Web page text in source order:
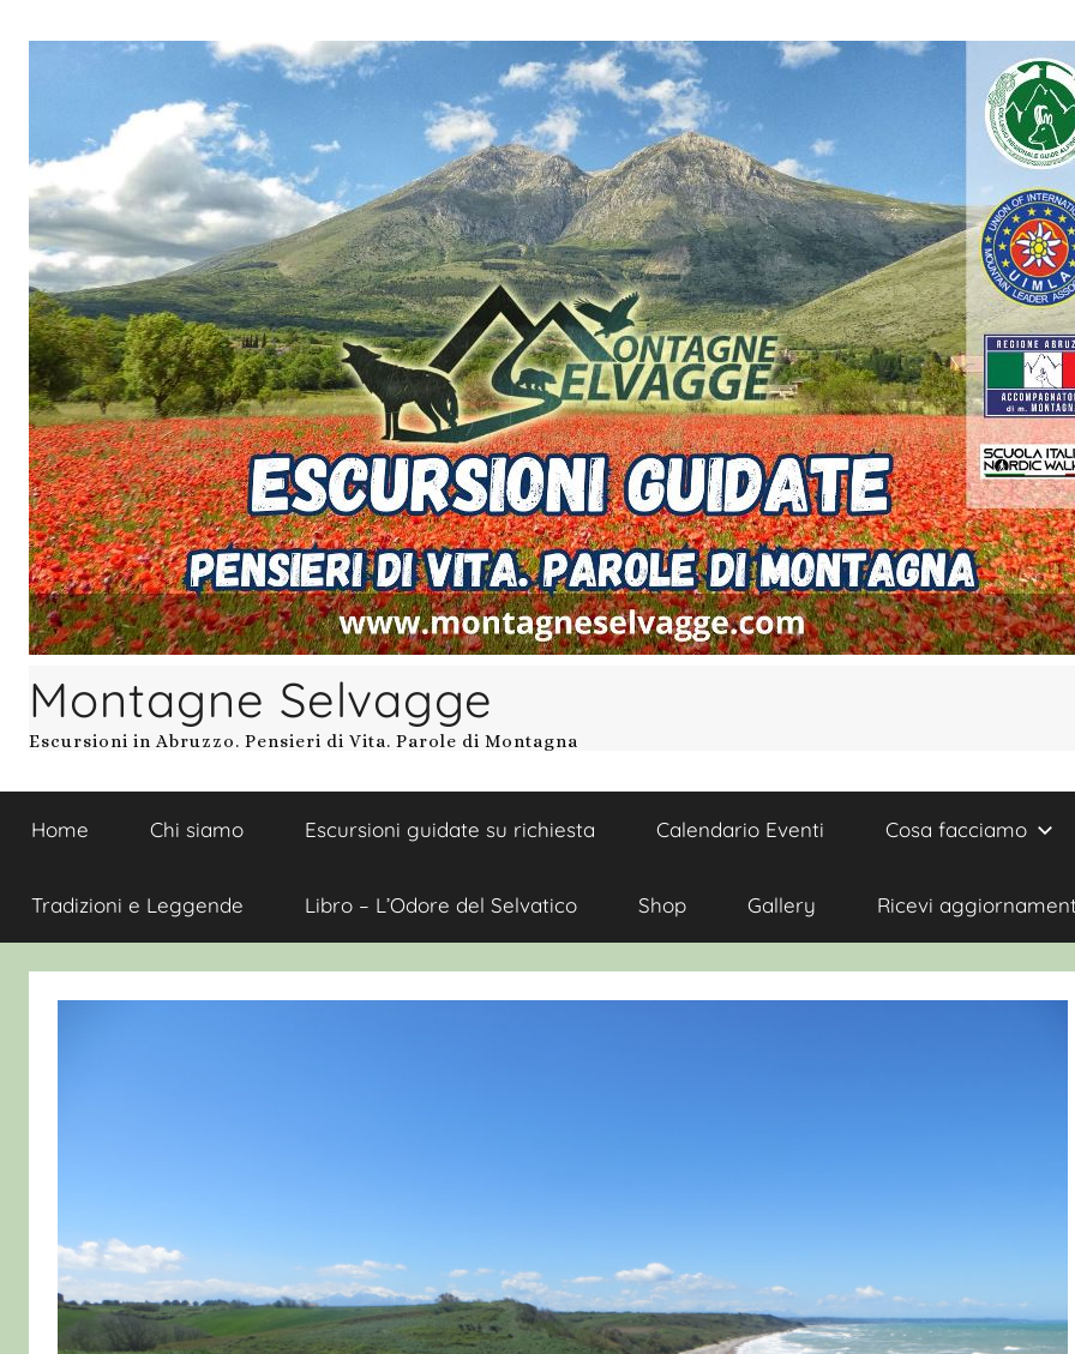
Montagne Selvagge
Escursioni in Abruzzo. Pensieri di Vita. Parole di Montagna
Home Chi siamo Escursioni guidate su richiesta Calendario Eventi Cosa facciamo
Tradizioni e Leggende Libro – L’Odore del Selvatico Shop Gallery Ricevi